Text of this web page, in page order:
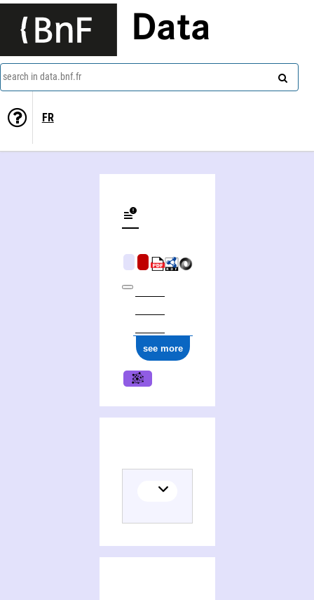
Data
search in data.bnf.fr
FR
see more